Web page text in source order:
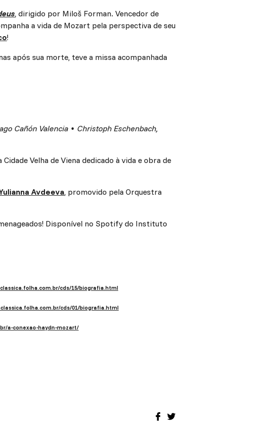
, dirigido por Miloš Forman. Vencedor de
a vida de Mozart pela perspectiva de seu
!
após sua morte, teve a missa acompanhada
Cañón Valencia ∙ Christoph Eschenbach,
Velha de Viena dedicado à vida e obra de
Avdeeva, promovido pela Orquestra
Disponível no Spotify do Instituto
cds/15/biografia.html
cds/01/biografia.html
a-conexao-haydn-mozart/